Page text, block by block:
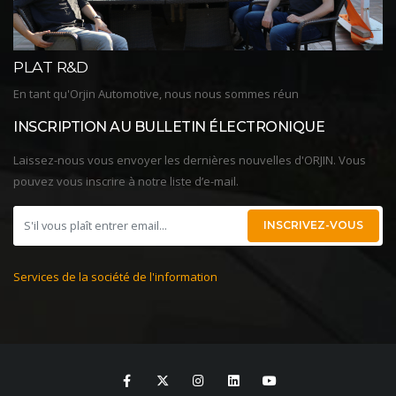
INSCRIVEZ-VOUS
Services de la société de l'information
Copyrights © 2026 Orjin Automotive - Powered ByİDESOFT